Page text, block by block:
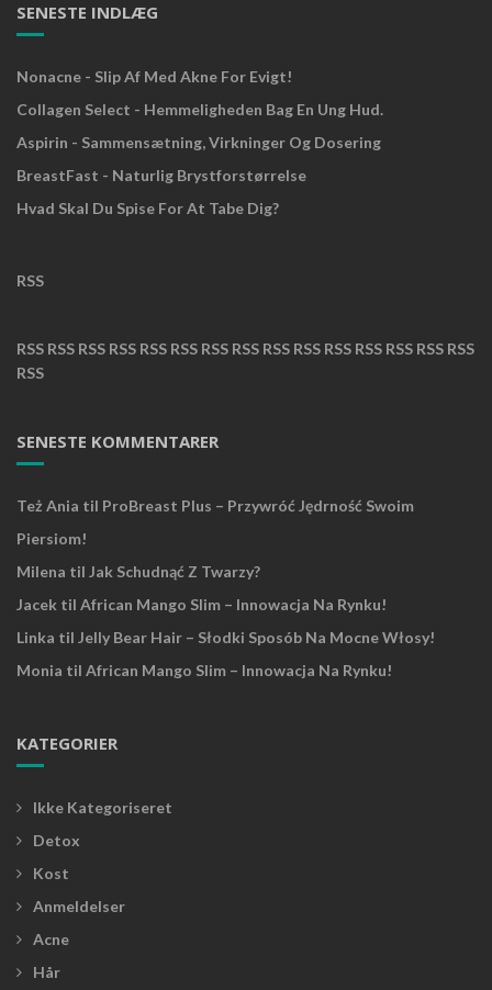
SENESTE INDLÆG
Nonacne - Slip Af Med Akne For Evigt!
Collagen Select - Hemmeligheden Bag En Ung Hud.
Aspirin - Sammensætning, Virkninger Og Dosering
BreastFast - Naturlig Brystforstørrelse
Hvad Skal Du Spise For At Tabe Dig?
RSS
RSS RSS RSS RSS RSS RSS RSS RSS RSS RSS RSS RSS RSS RSS RSS
RSS
SENESTE KOMMENTARER
Też Ania til ProBreast Plus – Przywróć Jędrność Swoim
Piersiom!
Milena til Jak Schudnąć Z Twarzy?
Jacek til African Mango Slim – Innowacja Na Rynku!
Linka til Jelly Bear Hair – Słodki Sposób Na Mocne Włosy!
Monia til African Mango Slim – Innowacja Na Rynku!
KATEGORIER
Ikke Kategoriseret
Detox
Kost
Anmeldelser
Acne
Hår